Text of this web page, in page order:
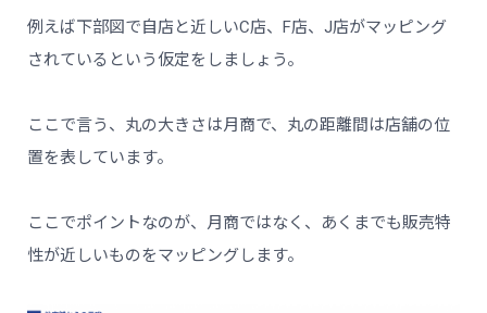
例えば下部図で自店と近しいC店、F店、J店がマッピング
されているという仮定をしましょう。
ここで言う、丸の大きさは月商で、丸の距離間は店舗の位
置を表しています。
ここでポイントなのが、月商ではなく、あくまでも販売特
性が近しいものをマッピングします。